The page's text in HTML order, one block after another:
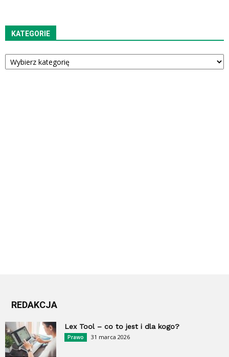
KATEGORIE
Kategorie
REDAKCJA
Lex Tool – co to jest i dla kogo?
Prawo 31 marca 2026